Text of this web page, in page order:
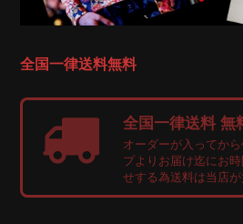
全国一律送料無料
全国一律送料 無
オーダーが入ってか
プよりお届け迄にお
せする為送料は当店が